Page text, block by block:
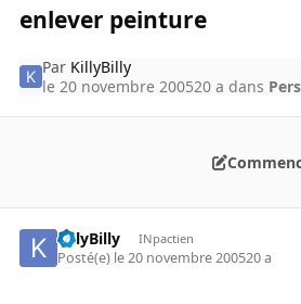
enlever peinture
Par KillyBilly
le 20 novembre 200520 a dans
KillyBilly INpactien
Posté(e) le 20 novembre 200520 a